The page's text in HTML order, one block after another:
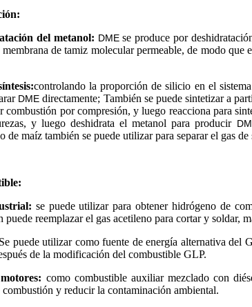
del metanol: DMEse produce por
de tamiz molecular permeable, de modo que
controlando la proporción de silicio en el
DME directamente; También se puede sintetizar a
combustión por compresión, y luego reacciona para
y luego deshidrata el metanol para producir
de maíz también se puede utilizar para separar el gas
se puede utilizar para obtener hidrógeno de
puede reemplazar el gas acetileno para cortar y soldar,
Se puede utilizar como fuente de energía alternativa del
de la modificación del combustible GLP.
como combustible auxiliar mezclado con
y reducir la contaminación ambiental.